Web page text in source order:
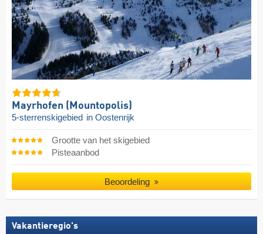
Mayrhofen (Mountopolis)
5-sterrenskigebied in Oostenrijk
Grootte van het skigebied
Pisteaanbod
Beoordeling
Vakantieregio's